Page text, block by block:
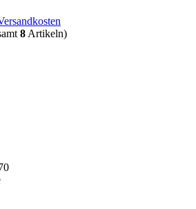
8 Artikeln)